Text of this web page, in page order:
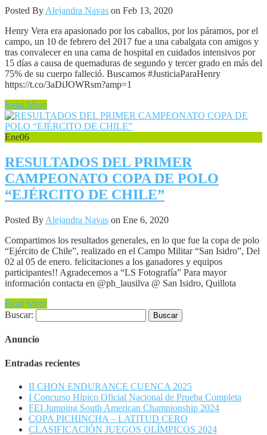
Posted By Alejandra Navas on Feb 13, 2020
Henry Vera era apasionado por los caballos, por los páramos, por el
campo, un 10 de febrero del 2017 fue a una cabalgata con amigos y
tras convalecer en una cama de hospital en cuidados intensivos por
15 días a causa de quemaduras de segundo y tercer grado en más del
75% de su cuerpo falleció. Buscamos #JusticiaParaHenry
https://t.co/3aDiJOWRsm?amp=1
Read More
Ene06
RESULTADOS DEL PRIMER
CAMPEONATO COPA DE POLO
“EJÉRCITO DE CHILE”
Posted By Alejandra Navas on Ene 6, 2020
Compartimos los resultados generales, en lo que fue la copa de polo
“Ejército de Chile”, realizado en el Campo Militar “San Isidro”, Del
02 al 05 de enero. felicitaciones a los ganadores y equipos
participantes!! Agradecemos a “LS Fotografía” Para mayor
información contacta en @ph_lausilva @ San Isidro, Quillota
Read More
Buscar:
Anuncio
Entradas recientes
II CHON ENDURANCE CUENCA 2025
I Concurso Hípico Oficial Nacional de Prueba Completa
FEI Jumping South American Championship 2024
COPA PICHINCHA – LATITUD CERO
CLASIFICACIÓN JUEGOS OLÍMPICOS 2024